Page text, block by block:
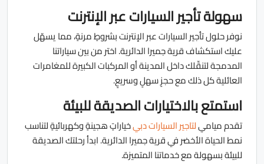
سهولة تأجير السيارات عبر الإنترنت
نوفر حلول تأجير السيارات عبر الإنترنت بشروطٍ مرنةٍ، مما يسهّل
عليك استكشاف قرية جميرا الدائرية. اختر من بين سياراتنا
المدمجة لتنقّلك داخل المدينة أو المركبات الكبيرة للمغامرات
العائلية كل ذلك مع حجزٍ سهلٍ وسريعٍ.
استمتع بالاختيارات الصديقة للبيئة
تقدم مياميلتاجير السيارات دبيخياراتٍ هجينةٍ وكهربائيةٍ لتناسب
نمط الحياة الأخضر في قرية جميرا الدائرية. ابدأ رحلتك الصديقة
للبيئة بسهولة مع خدماتنا المتميزة.